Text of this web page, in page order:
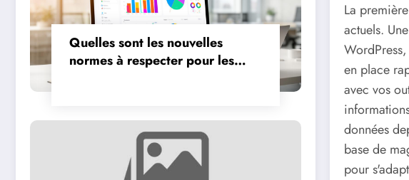
Quelles sont les nouvelles
normes à respecter pour les
La
actuels.
en place
avec vos
données
base de
pour